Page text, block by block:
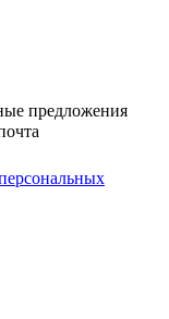
предложения